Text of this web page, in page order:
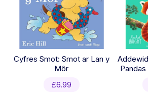
Cyfres Smot: Smot ar Lan y
Môr
£6.99